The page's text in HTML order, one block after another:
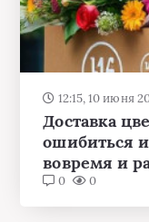
12:15, 10 июня
Доставка
ошибиться
вовремя и
0 0